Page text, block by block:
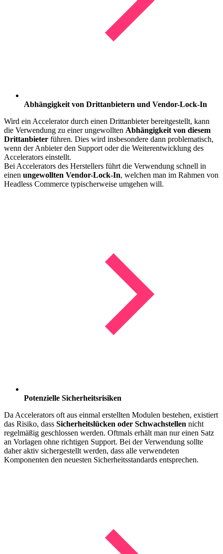
Abhängigkeit von Drittanbietern und Vendor-Lock-In
Wird ein Accelerator durch einen Drittanbieter bereitgestellt, kann
die Verwendung zu einer ungewollten Abhängigkeit von diesem
Drittanbieter führen. Dies wird insbesondere dann problematisch,
wenn der Anbieter den Support oder die Weiterentwicklung des
Accelerators einstellt.
Bei Accelerators des Herstellers führt die Verwendung schnell in
einen ungewollten Vendor-Lock-In, welchen man im Rahmen von
Headless Commerce typischerweise umgehen will.
Potenzielle Sicherheitsrisiken
Da Accelerators oft aus einmal erstellten Modulen bestehen, existiert
das Risiko, dass Sicherheitslücken oder Schwachstellen nicht
regelmäßig geschlossen werden. Oftmals erhält man nur einen Satz
an Vorlagen ohne richtigen Support. Bei der Verwendung sollte
daher aktiv sichergestellt werden, dass alle verwendeten
Komponenten den neuesten Sicherheitsstandards entsprechen.